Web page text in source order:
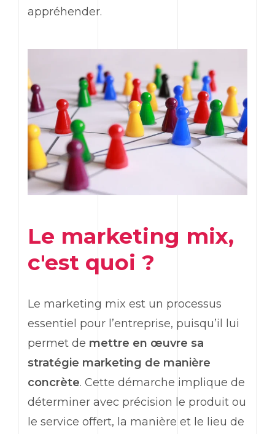
appréhender.
Le marketing mix,
c'est quoi ?
Le marketing mix est un processus
essentiel pour l’entreprise, puisqu’il lui
permet de mettre en œuvre sa
stratégie marketing de manière
concrète. Cette démarche implique de
déterminer avec précision le produit ou
le service offert, la manière et le lieu de